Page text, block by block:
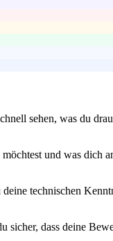
sehen, was du
und was dich
technischen
sicher, dass deine